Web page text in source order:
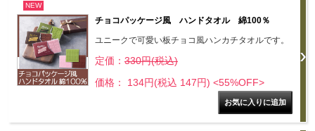
NEW
チョコパッケージ風 ハンドタオル 綿100％
ユニークで可愛い板チョコ風ハンカチタオルです。
定価： 330円(税込)
価格： 134円(税込 147円) <55%OFF>